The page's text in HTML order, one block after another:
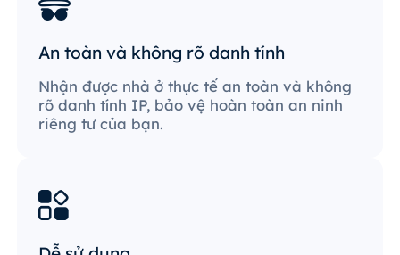
An toàn và không rõ danh tính
Nhận được nhà ở thực tế an toàn và không
rõ danh tính IP, bảo vệ hoàn toàn an ninh
riêng tư của bạn.